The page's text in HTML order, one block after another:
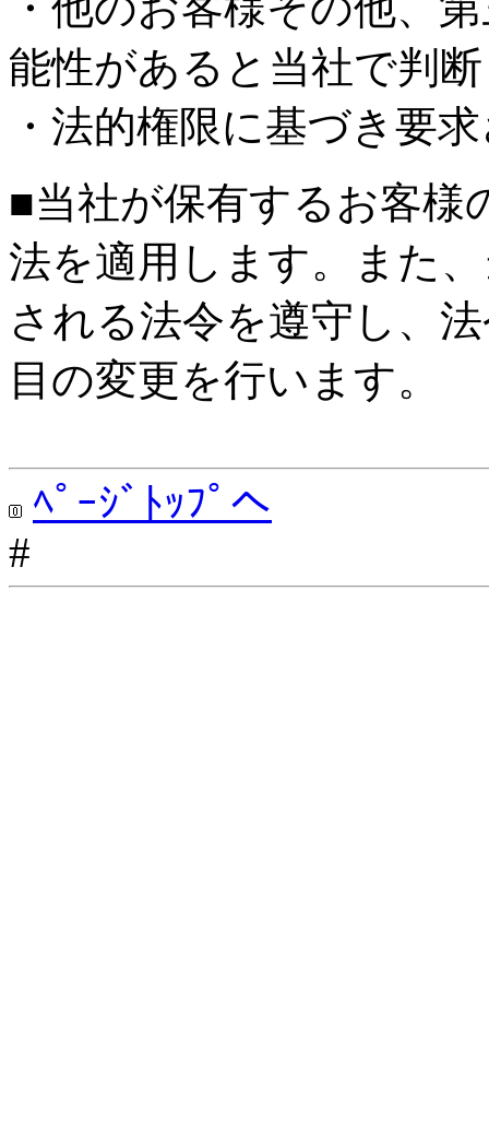
能性があると当社で判
・法的権限に基づき要
■当社が保有するお客様
法を適用します。また
される法令を遵守し、
目の変更を行います。
ﾍﾟｰｼﾞﾄｯﾌﾟへ
#